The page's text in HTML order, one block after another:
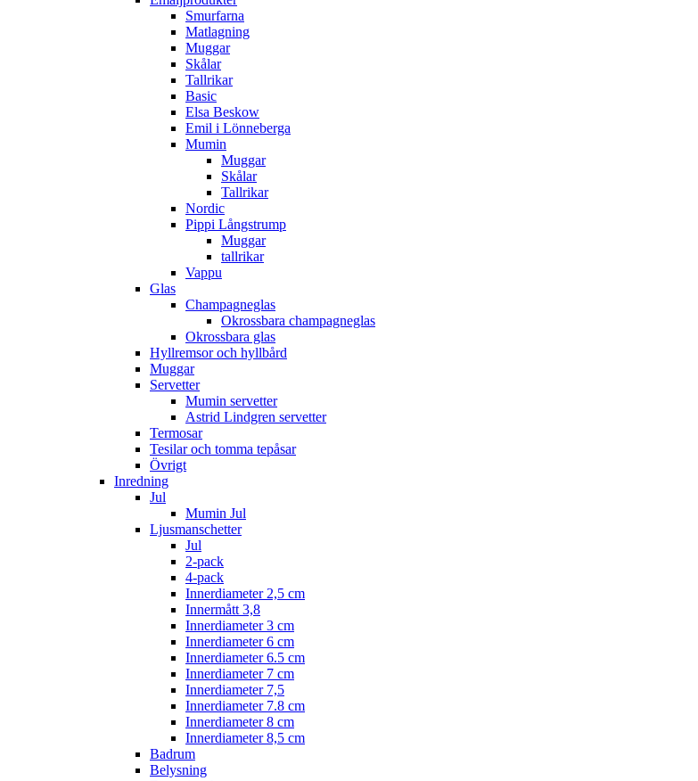
Smurfarna
Matlagning
Muggar
Skålar
Tallrikar
Basic
Elsa Beskow
Emil i Lönneberga
Mumin
Muggar
Skålar
Tallrikar
Nordic
Pippi Långstrump
Muggar
tallrikar
Vappu
Glas
Champagneglas
Okrossbara champagneglas
Okrossbara glas
Hyllremsor och hyllbård
Muggar
Servetter
Mumin servetter
Astrid Lindgren servetter
Termosar
Tesilar och tomma tepåsar
Övrigt
Inredning
Jul
Mumin Jul
Ljusmanschetter
Jul
2-pack
4-pack
Innerdiameter 2,5 cm
Innermått 3,8
Innerdiameter 3 cm
Innerdiameter 6 cm
Innerdiameter 6.5 cm
Innerdiameter 7 cm
Innerdiameter 7,5
Innerdiameter 7.8 cm
Innerdiameter 8 cm
Innerdiameter 8,5 cm
Badrum
Belysning